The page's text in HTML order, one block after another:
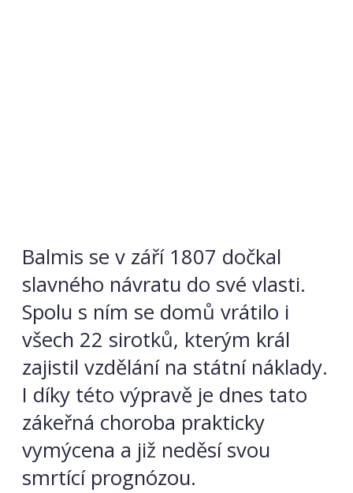
Balmis se v září 1807 dočkal
slavného návratu do své vlasti.
Spolu s ním se domů vrátilo i
všech 22 sirotků, kterým král
zajistil vzdělání na státní náklady.
I díky této výpravě je dnes tato
zákeřná choroba prakticky
vymýcena a již neděsí svou
smrtící prognózou.